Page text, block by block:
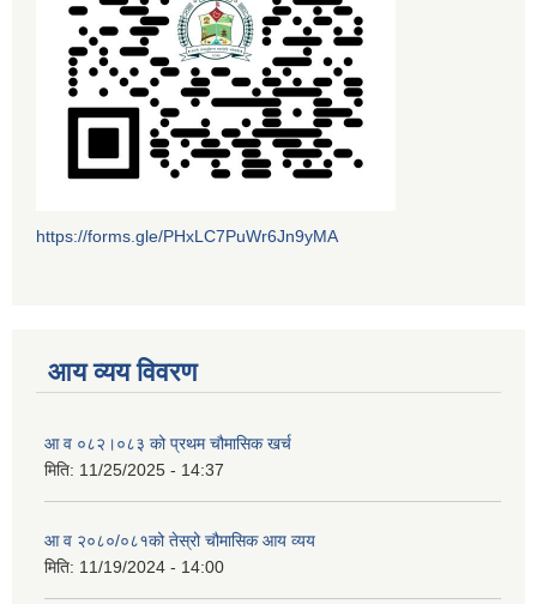
https://forms.gle/PHxLC7PuWr6Jn9yMA
आय व्यय विवरण
आ व ०८२।०८३ को प्रथम चौमासिक खर्च
मिति: 11/25/2025 - 14:37
आ व २०८०/०८१को तेस्रो चौमासिक आय व्यय
मिति: 11/19/2024 - 14:00